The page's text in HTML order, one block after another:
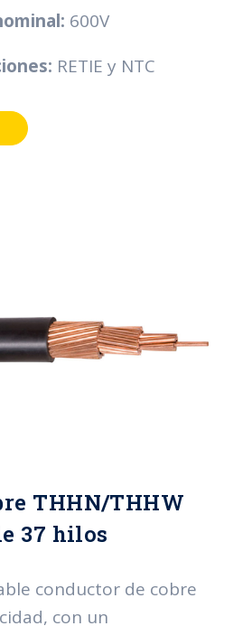
600V
RETIE y NTC
THHN/THHW
37 hilos
conductor de cobre
con un